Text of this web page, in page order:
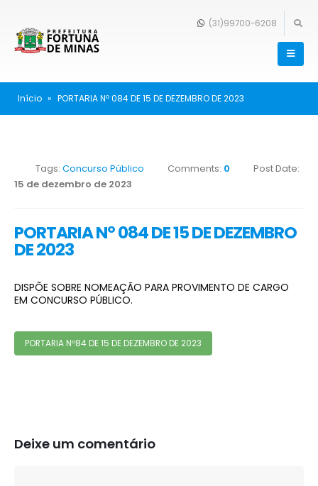
(31)99700-6208
Início » PORTARIA Nº 084 DE 15 DE DEZEMBRO DE 2023
Tags: Concurso Público Comments: 0
Post Date:
15 de dezembro de 2023
PORTARIA Nº 084 DE 15 DE DEZEMBRO
DE 2023
DISPÕE SOBRE NOMEAÇÃO PARA PROVIMENTO DE CARGO
EM CONCURSO PÚBLICO.
PORTARIA Nº84 DE 15 DE DEZEMBRO DE 2023
Deixe um comentário